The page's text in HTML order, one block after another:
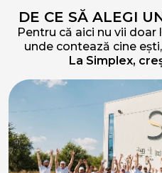
DE CE SĂ ALEGI
Pentru că aici nu vii
unde contează cine
La Simplex,